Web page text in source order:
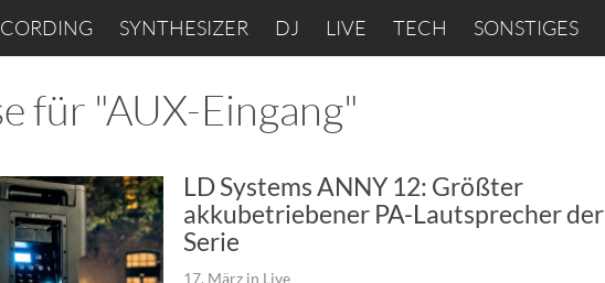
SYNTHESIZER DJ LIVE TECH SONSTIGES
für "AUX-Eingang"
LD Systems ANNY 12: Größter
akkubetriebener PA-Lautsprecher der
Serie
17. Märzin Live